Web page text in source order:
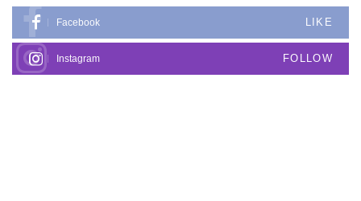
Facebook LIKE
Instagram FOLLOW